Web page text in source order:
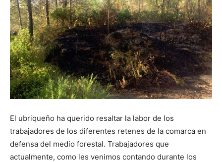
El ubriqueño ha querido resaltar la labor de los
trabajadores de los diferentes retenes de la comarca en
defensa del medio forestal. Trabajadores que
actualmente, como les venimos contando durante los